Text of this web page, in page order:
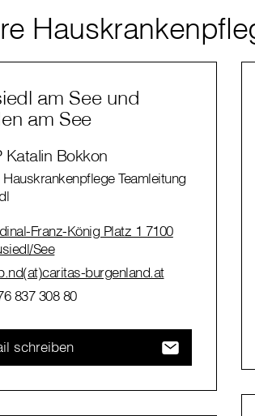
am See und
am See
Katalin Bokkon
Teamleitung
Franz-König Platz 1 7100
See
burgenland.at
837 308 80
schreiben